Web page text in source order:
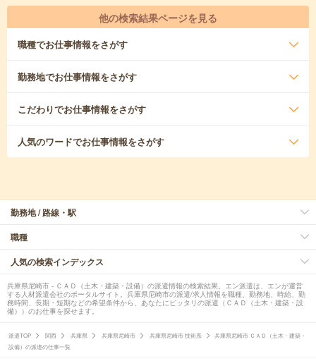
他の検索結果ページを見る
職種でお仕事情報をさがす
勤務地でお仕事情報をさがす
こだわりでお仕事情報をさがす
人気のワードでお仕事情報をさがす
勤務地 / 路線・駅
職種
人気の検索インデックス
兵庫県尼崎市 - ＣＡＤ（土木・建築・設備）の派遣情報の検索結果。エン派遣は、エンが運営
する人材派遣会社のポータルサイト。兵庫県尼崎市の派遣/求人情報を職種、勤務地、時給、勤
務時間、長期・短期などの希望条件から、あなたにピッタリの派遣（ＣＡＤ（土木・建築・設
備））のお仕事を探せます。
派遣TOP 関西 兵庫県 兵庫県尼崎市 兵庫県尼崎市 技術系
兵庫県尼崎市 ＣＡＤ（土木・建築・
設備）の派遣の仕事一覧